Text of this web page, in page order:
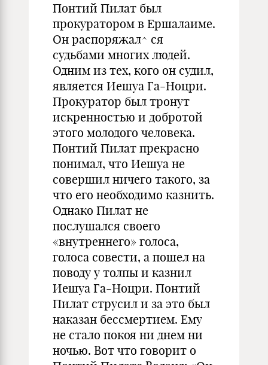
Понтий Пилат был
прокуратором в Ершалаиме.
Он распоряжал^ ся
судьбами многих людей.
Одним из тех, кого он судил,
является Иешуа Га-Ноцри.
Прокуратор был тронут
искренностью и добротой
этого молодого человека.
Понтий Пилат прекрасно
понимал, что Иешуа не
совершил ничего такого, за
что его необходимо казнить.
Однако Пилат не
послушался своего
«внутреннего» голоса,
голоса совести, а пошел на
поводу у толпы и казнил
Иешуа Га-Ноцри. Понтий
Пилат струсил и за это был
наказан бессмертием. Ему
не стало покоя ни днем ни
ночью. Вот что говорит о